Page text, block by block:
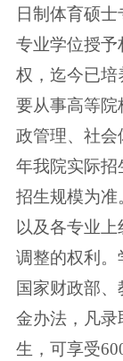
日制体育硕
专业学位授予
权，迄今已培
要从事高等
政管理、社会
年我院实际招
招生规模为准
以及各专业
调整的权利。
国家财政部
金办法，凡录
生，可享受